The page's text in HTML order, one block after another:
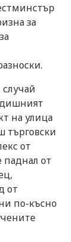
за
на улица
търговски
от
от
от
по-късно